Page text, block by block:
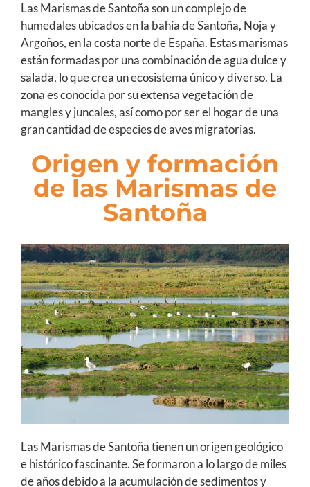
Las Marismas de Santoña son un complejo de
humedales ubicados en la bahía de Santoña, Noja y
Argoños, en la costa norte de España. Estas marismas
están formadas por una combinación de agua dulce y
salada, lo que crea un ecosistema único y diverso. La
zona es conocida por su extensa vegetación de
mangles y juncales, así como por ser el hogar de una
gran cantidad de especies de aves migratorias.
Origen y formación
de las Marismas de
Santoña
Las Marismas de Santoña tienen un origen geológico
e histórico fascinante. Se formaron a lo largo de miles
de años debido a la acumulación de sedimentos y